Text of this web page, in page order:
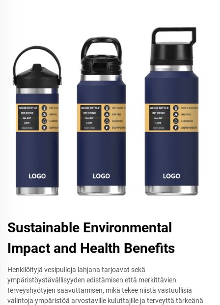
Sustainable Environmental
Impact and Health Benefits
Henkilöityjä vesipulloja lahjana tarjoavat sekä
ympäristöystävällisyyden edistämisen että merkittävien
terveyshyötyjen saavuttamisen, mikä tekee niistä vastuullisia
valintoja ympäristöä arvostaville kuluttajille ja terveyttä tärkeänä